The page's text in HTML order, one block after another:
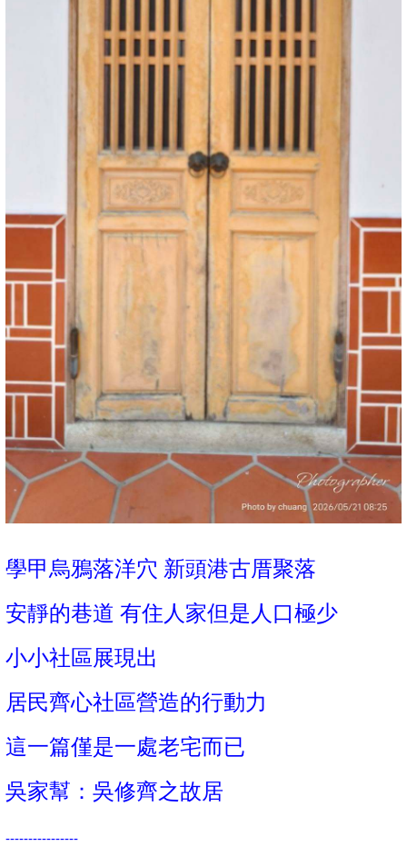
學甲烏鴉落洋穴 新頭港古厝聚落
安靜的巷道 有住人家但是人口極少
小小社區展現出
居民齊心社區營造的行動力
這一篇僅是一處老宅而已
吳家幫：吳修齊之故居
----------------